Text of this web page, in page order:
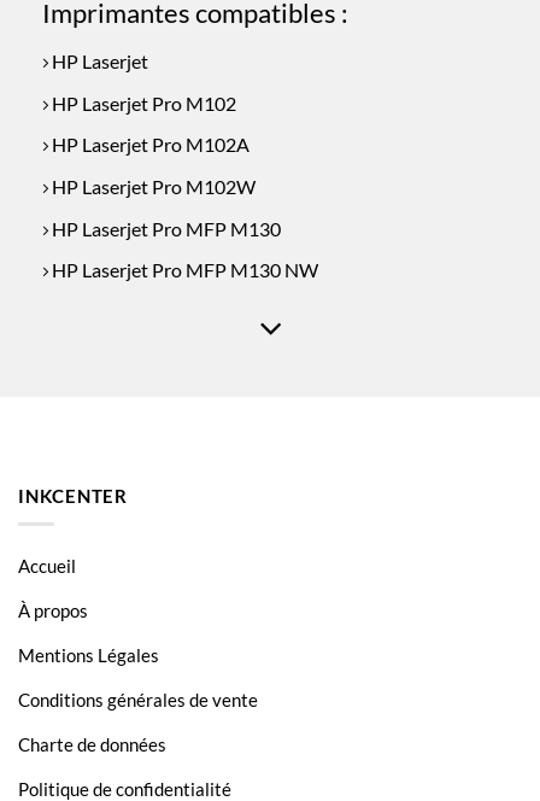
Imprimantes compatibles :
HP Laserjet
HP Laserjet Pro M102
HP Laserjet Pro M102A
HP Laserjet Pro M102W
HP Laserjet Pro MFP M130
HP Laserjet Pro MFP M130 NW
INKCENTER
Accueil
À propos
Mentions Légales
Conditions générales de vente
Charte de données
Politique de confidentialité